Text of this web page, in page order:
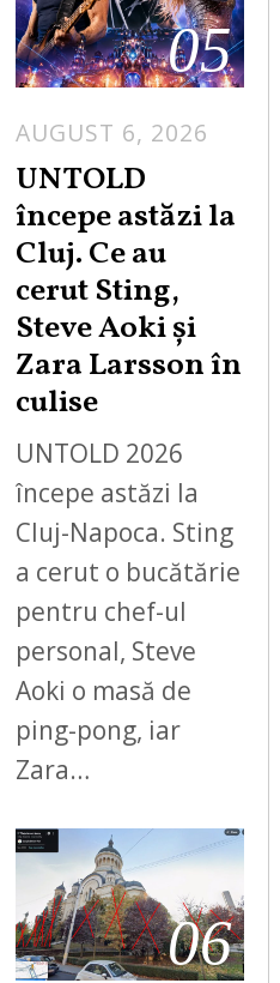
05
AUGUST 6, 2026
UNTOLD
începe astăzi la
Cluj. Ce au
cerut Sting,
Steve Aoki și
Zara Larsson în
culise
UNTOLD 2026
începe astăzi la
Cluj-Napoca. Sting
a cerut o bucătărie
pentru chef-ul
personal, Steve
Aoki o masă de
ping-pong, iar
Zara…
06